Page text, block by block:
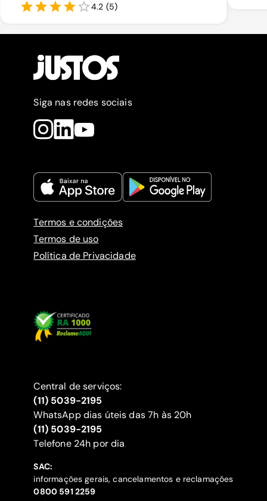
4.2 (5)
Siga nas redes sociais
Termos e condições
Termos de uso
Política de Privacidade
Central de serviços:
(11) 5039-2195
WhatsApp dias úteis das 7h às 20h
(11) 5039-2195
‍Telefone 24h por dia
SAC:
informações gerais, cancelamentos e reclamações
‍0800 591 2259